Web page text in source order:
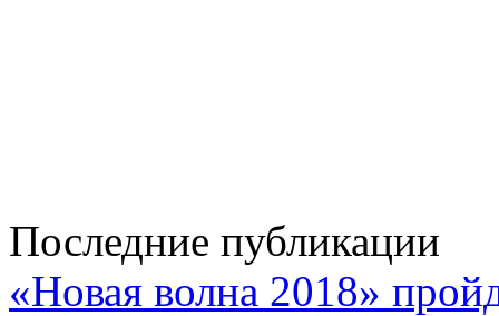
Последние публикации
«Новая волна 2018»